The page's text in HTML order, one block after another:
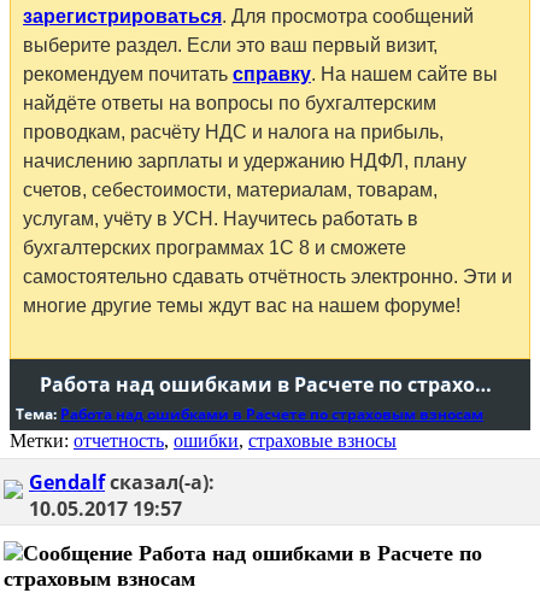
зарегистрироваться. Для просмотра сообщений
выберите раздел. Если это ваш первый визит,
рекомендуем почитать справку. На нашем сайте вы
найдёте ответы на вопросы по бухгалтерским
проводкам, расчёту НДС и налога на прибыль,
начислению зарплаты и удержанию НДФЛ, плану
счетов, себестоимости, материалам, товарам,
услугам, учёту в УСН. Научитесь работать в
бухгалтерских программах 1С 8 и сможете
самостоятельно сдавать отчётность электронно. Эти и
многие другие темы ждут вас на нашем форуме!
Работа над ошибками в Расчете по страховым взносам
Тема: Работа над ошибками в Расчете по страховым взносам
Метки: отчетность, ошибки, страховые взносы
Gendalfсказал(-а):
10.05.2017 19:57
Работа над ошибками в Расчете по
страховым взносам